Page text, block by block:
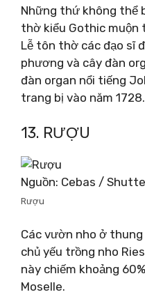
Những thứ không thể
thờ kiểu Gothic muộn
Lễ tôn thờ các đạo sĩ
phương và cây đàn
đàn organ nổi tiếng
trang bị vào năm 1728.
13. RƯỢU
Nguồn: Cebas /
Rượu
Các vườn nho ở
chủ yếu trồng nho
này chiếm khoảng
Moselle.